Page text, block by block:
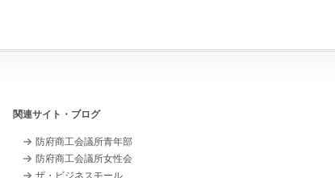
関連サイト・ブログ
防府商工会議所青年部
防府商工会議所女性会